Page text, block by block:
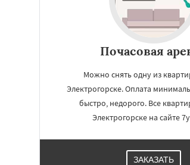
Почасовая
Можно снять одну из
Электрогорске. Оплата
быстро, недорого. Все
Электрогорске на сайте
ЗАКАЗАТЬ